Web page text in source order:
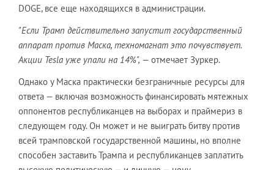
DOGE, все еще находящихся в администрации.
"Если Трамп действительно запустит государственный
аппарат против Маска, техномагнат это почувствует.
Акции Tesla уже упали на 14%", — отмечает Зуркер.
Однако у Маска практически безграничные ресурсы для
ответа — включая возможность финансировать мятежных
оппонентов республиканцев на выборах и праймериз в
следующем году. Он может и не выиграть битву против
всей трамповской государственной машины, но вполне
способен заставить Трампа и республиканцев заплатить